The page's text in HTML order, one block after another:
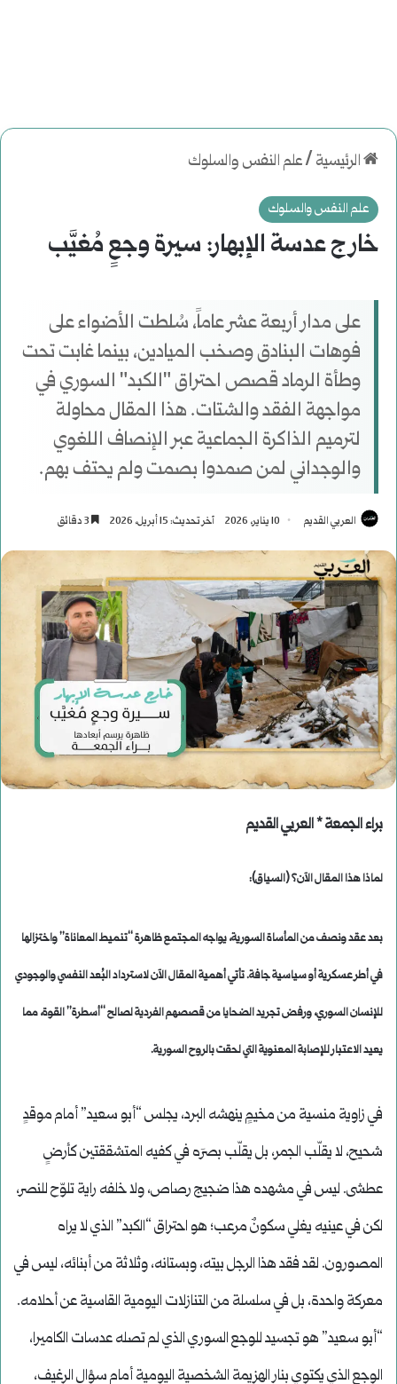
الرئيسية /علم النفس والسلوك
علم النفس والسلوك
خارج عدسة الإبهار: سيرة وجعٍ مُغيَّب
على مدار أربعة عشر عاماً، سُلطت الأضواء على
فوهات البنادق وصخب الميادين، بينما غابت تحت
وطأة الرماد قصص احتراق "الكبد" السوري في
مواجهة الفقد والشتات. هذا المقال محاولة
لترميم الذاكرة الجماعية عبر الإنصاف اللغوي
والوجداني لمن صمدوا بصمت ولم يحتف بهم.
العربي القديم 10 يناير، 2026 آخر تحديث: 15 أبريل، 2026
براء الجمعة * العربي القديم
لماذا هذا المقال الآن؟ (السياق):
بعد عقد ونصف من المأساة السورية، يواجه المجتمع ظاهرة “تنميط المعاناة” واختزالها
في أطر عسكرية أو سياسية جافة. تأتي أهمية المقال الآن لاسترداد البُعد النفسي والوجودي
للإنسان السوري، ورفض تجريد الضحايا من قصصهم الفردية لصالح “أسطرة” القوة، مما
يعيد الاعتبار للإصابة المعنوية التي لحقت بالروح السورية.
في زاوية منسية من مخيمٍ ينهشه البرد، يجلس “أبو سعيد” أمام موقدٍ
شحيح، لا يقلّب الجمر، بل يقلّب بصرَه في كفيه المتشققتين كأرضٍ
عطشى. ليس في مشهده هذا ضجيج رصاص، ولا خلفه راية تلوّح للنصر،
لكن في عينيه يغلي سكونٌ مرعب؛ هو احتراق “الكبد” الذي لا يراه
المصورون. لقد فقد هذا الرجل بيته، وبستانه، وثلاثة من أبنائه، ليس في
معركة واحدة، بل في سلسلة من التنازلات اليومية القاسية عن أحلامه.
“أبو سعيد” هو تجسيد للوجع السوري الذي لم تصله عدسات الكاميرا،
الوجع الذي يكتوي بنار الهزيمة الشخصية اليومية أمام سؤال الرغيف،